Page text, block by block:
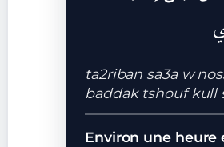
ta2riban sa3a w
baddak tshouf kull
Environ une heure